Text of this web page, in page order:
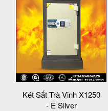
Két Sắt Trà Vinh X1250
- E Silver